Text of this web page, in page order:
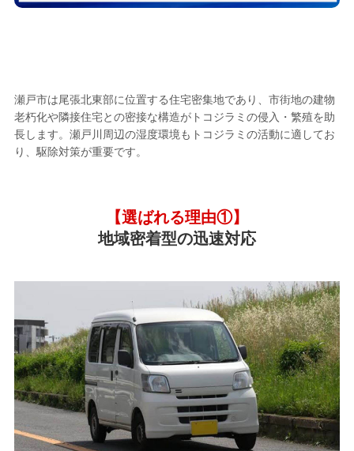
瀬戸市は尾張北東部に位置する住宅密集地であり、市街地の建物
老朽化や隣接住宅との密接な構造がトコジラミの侵入・繁殖を助
長します。瀬戸川周辺の湿度環境もトコジラミの活動に適してお
り、駆除対策が重要です。
【選ばれる理由①】
地域密着型の迅速対応